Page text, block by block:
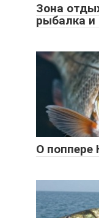
Зона
рыбалка и
О поппере